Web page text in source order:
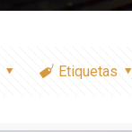
Etiquetas